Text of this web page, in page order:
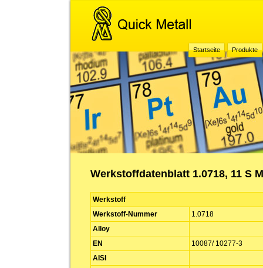
Startseite Produkte
Werkstoffdatenblatt 1.0718, 11 S
Werkstoff
Werkstoff-Nummer
1.0718
Alloy
EN
10087/ 10277-3
AISI